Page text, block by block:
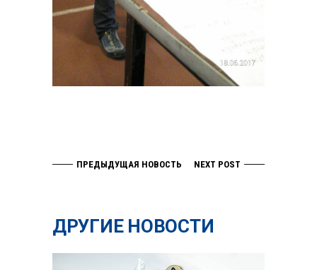
ПРЕДЫДУЩАЯ НОВОСТЬ NEXT POST
ДРУГИЕ НОВОСТИ